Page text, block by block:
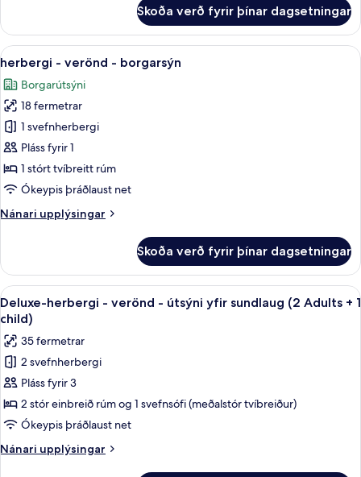
sundlaug
(2
Adults)
herbergi
verönd
útsýni
yfir
sundlaug
(2
Adults)
Skoða verð fyrir þínar dagsetningar
Skoða
allar
myndir
fyrir
herbergi
-
verönd
-
borgarsýn
Míníbar, skrifborð, myrkratjöld/-
5
herbergi - verönd - borgarsýn
Borgarútsýni
18 fermetrar
1 svefnherbergi
Pláss fyrir 1
1 stórt tvíbreitt rúm
Ókeypis þráðlaust net
Nánari upplýsingar
Nánari
-
verönd
-
borgarsýn
Skoða verð fyrir þínar dagsetningar
Skoða
allar
myndir
fyrir
Deluxe-
herbergi
-
verönd
-
útsýni
Míníbar, skrifborð, myrkratjöld/-
5
Deluxe-herbergi - verönd - útsýni yfir sundlaug (2 Adults + 1
child)
35 fermetrar
2 svefnherbergi
Pláss fyrir 3
2 stór einbreið rúm og 1 svefnsófi (meðalstór tvíbreiður)
Ókeypis þráðlaust net
Nánari upplýsingar
Nánari